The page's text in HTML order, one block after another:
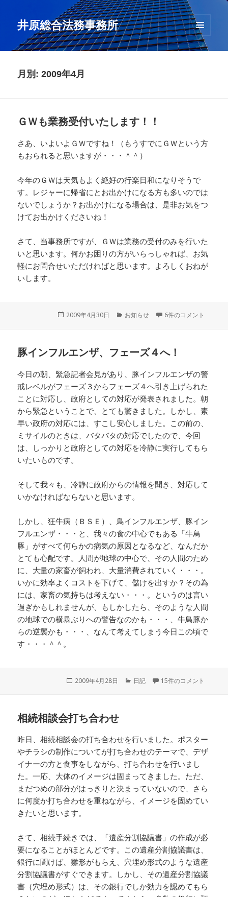
井原総合法務事務所
メニュ
ーとウ
月別: 2009年4月
ＧＷも業務受付いたします！！
さあ、いよいよＧＷですね！（もうすでにＧＷという方
もおられると思いますが・・・＾＾）
今年のＧＷは天気もよく絶好の行楽日和になりそうで
す。レジャーに帰省にとお出かけになる方も多いのでは
ないでしょうか？お出かけになる場合は、是非お気をつ
けてお出かけくださいね！
さて、当事務所ですが、ＧＷは業務の受付のみを行いた
いと思います。何かお困りの方がいらっしゃれば、お気
軽にお問合せいただければと思います。よろしくおねが
いします。
投
2009年4月30日
カ
ー
お知らせ 6件のコメント
豚インフルエンザ、フェーズ４へ！
今日の朝、緊急記者会見があり、豚インフルエンザの警
戒レベルがフェーズ３からフェーズ４へ引き上げられた
ことに対応し、政府としての対応が発表されました。朝
から緊急ということで、とても驚きました。しかし、素
早い政府の対応には、すこし安心しました。この前の、
ミサイルのときは、バタバタの対応でしたので、今回
は、しっかりと政府としての対応を冷静に実行してもら
いたいものです。
そして我々も、冷静に政府からの情報を聞き、対応して
いかなければならないと思います。
しかし、狂牛病（ＢＳＥ）、鳥インフルエンザ、豚イン
フルエンザ・・・と、我々の食の中心でもある「牛鳥
豚」がすべて何らかの病気の原因となるなど、なんだか
とても心配です。人間が地球の中心で、その人間のため
に、大量の家畜が飼われ、大量消費されていく・・・。
いかに効率よくコストを下げて、儲けを出すか？その為
には、家畜の気持ちは考えない・・・。というのは言い
過ぎかもしれませんが、もしかしたら、そのような人間
の地球での横暴ぶりへの警告なのかも・・・、牛鳥豚か
らの逆襲かも・・・、なんて考えてしまう今日この頃で
す・・・＾＾。
投
2009年4月28日
カ
日記 15件のコメント
相続相談会打ち合わせ
昨日、相続相談会の打ち合わせを行いました。ポスター
やチラシの制作についてが打ち合わせのテーマで、デザ
イナーの方と食事をしながら、打ち合わせを行いまし
た。一応、大体のイメージは固まってきました。ただ、
まだつめの部分がはっきりと決まっていないので、さら
に何度か打ち合わせを重ねながら、イメージを固めてい
きたいと思います。
さて、相続手続きでは、「遺産分割協議書」の作成が必
要になることがほとんどです。この遺産分割協議書は、
銀行に聞けば、雛形がもらえ、穴埋め形式のような遺産
分割協議書がすぐできます。しかし、その遺産分割協議
書（穴埋め形式）は、その銀行でしか効力を認めてもら